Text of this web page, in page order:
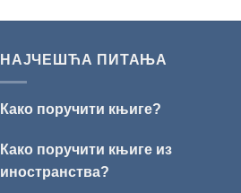
НАЈЧЕШЋА ПИТАЊА
Како поручити књиге?
Како поручити књиге из
иностранства?